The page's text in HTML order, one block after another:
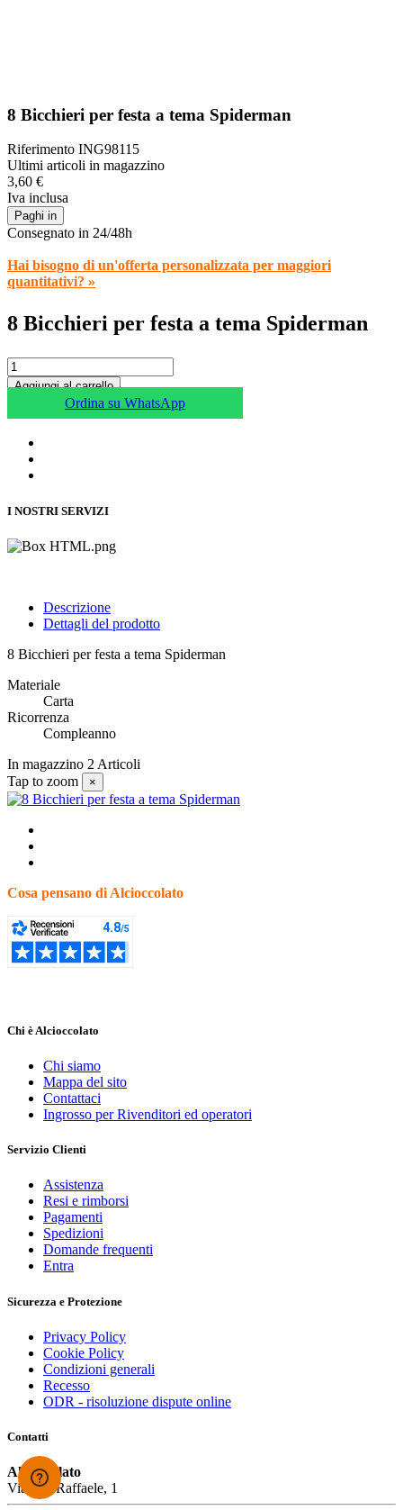
8 Bicchieri per festa a tema Spiderman
Riferimento ING98115
Ultimi articoli in magazzino
3,60 €
Iva inclusa
Paghi in
Consegnato in 24/48h
Hai bisogno di un'offerta personalizzata per maggiori
quantitativi? »
8 Bicchieri per festa a tema Spiderman
Aggiungi al carrello
Ordina su WhatsApp
I NOSTRI SERVIZI
Descrizione
Dettagli del prodotto
8 Bicchieri per festa a tema Spiderman
Materiale
Carta
Ricorrenza
Compleanno
In magazzino 2 Articoli
Tap to zoom
×
Cosa pensano di Alcioccolato
Chi è Alcioccolato
Chi siamo
Mappa del sito
Contattaci
Ingrosso per Rivenditori ed operatori
Servizio Clienti
Assistenza
Resi e rimborsi
Pagamenti
Spedizioni
Domande frequenti
Entra
Sicurezza e Protezione
Privacy Policy
Cookie Policy
Condizioni generali
Recesso
ODR - risoluzione dispute online
Contatti
Alcioccolato
Via San Raffaele, 1